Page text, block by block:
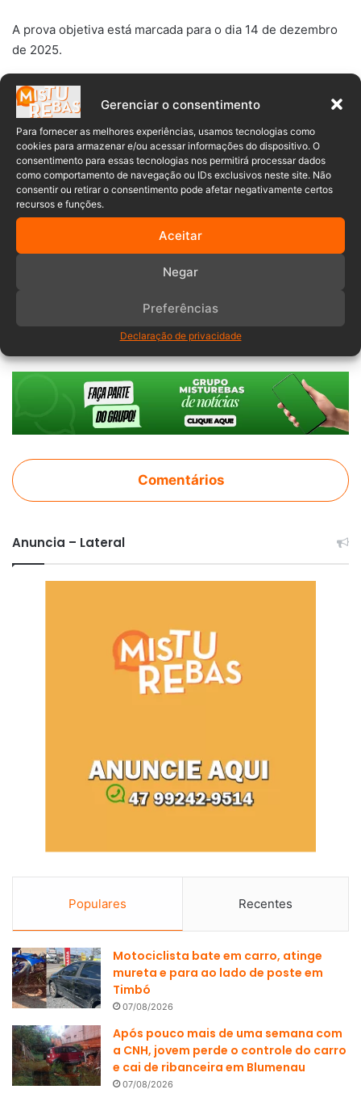
Gerenciar o consentimento
Para fornecer as melhores experiências, usamos tecnologias como
cookies para armazenar e/ou acessar informações do dispositivo. O
consentimento para essas tecnologias nos permitirá processar dados
como comportamento de navegação ou IDs exclusivos neste site. Não
consentir ou retirar o consentimento pode afetar negativamente certos
recursos e funções.
Aceitar
Negar
Preferências
Declaração de privacidade
A prova objetiva está marcada para o dia 14 de dezembro
de 2025.
Os resultados preliminares e finais seguem o calendário
definido no edital, que prevê a divulgação do gabarito
preliminar em 15 de dezembro e o resultado final do
concurso em 22 de janeiro de 2026.
Todos os detalhes, incluindo requisitos, atribuições e
regras de participação, estão disponíveis no portal oficial
Comentários
Anuncia – Lateral
Populares Recentes
Motociclista bate em carro, atinge
mureta e para ao lado de poste em
Timbó
07/08/2026
Após pouco mais de uma semana com
a CNH, jovem perde o controle do carro
e cai de ribanceira em Blumenau
07/08/2026